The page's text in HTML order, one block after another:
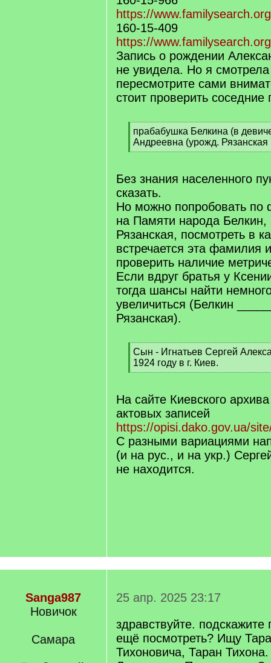
https://
160-15-409
https://
Запись о рождении
не увидела. Но я смотрела
пересмотрите сами
стоит проверить соседние
[
q
]
прабабушка Белкина (в
Андреевна (урожд. Рязанская
[
q
]
Без знания населенного
сказать.
Но можно попробовать по
на Памяти народа
Рязанская, посмотреть в
встречается эта фамилия
проверить наличие
Если вдруг братья у
тогда шансы найти
увеличиться (Белкин
Рязанская).
[
q
]
Сын - Игнатьев Сергей
1924 году в г. Киев.
[
q
На сайте Киевского
актовых записей
https://opisi.dako.gov.ua/
С разными вариациями
(и на рус., и на укр.)
не находится.
Sanga987
Новичок
Самара
25 апр. 2025 23:17
здравствуйте. подскажите
ещё посмотреть? Ищу
Тихоновича, Таран